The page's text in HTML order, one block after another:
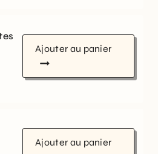
Ajouter au panier
Ajouter au panier